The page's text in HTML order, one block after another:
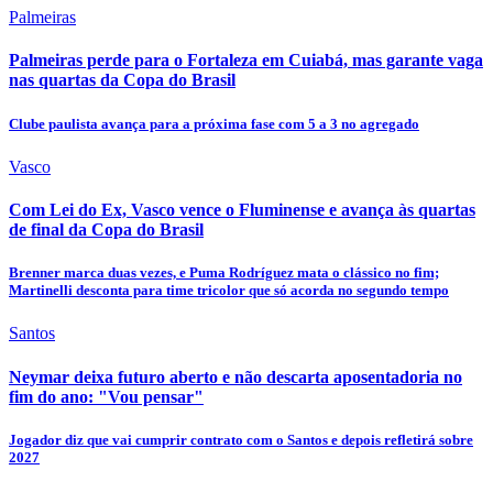
Palmeiras
Palmeiras perde para o Fortaleza em Cuiabá, mas garante vaga
nas quartas da Copa do Brasil
Clube paulista avança para a próxima fase com 5 a 3 no agregado
Vasco
Com Lei do Ex, Vasco vence o Fluminense e avança às quartas
de final da Copa do Brasil
Brenner marca duas vezes, e Puma Rodríguez mata o clássico no fim;
Martinelli desconta para time tricolor que só acorda no segundo tempo
Santos
Neymar deixa futuro aberto e não descarta aposentadoria no
fim do ano: "Vou pensar"
Jogador diz que vai cumprir contrato com o Santos e depois refletirá sobre
2027